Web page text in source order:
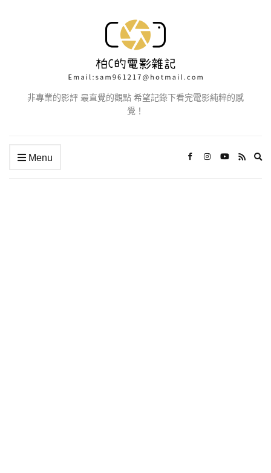
非專業的影評 最直覺的觀點 希望記錄下看完電影純粹的感
覺！
Menu